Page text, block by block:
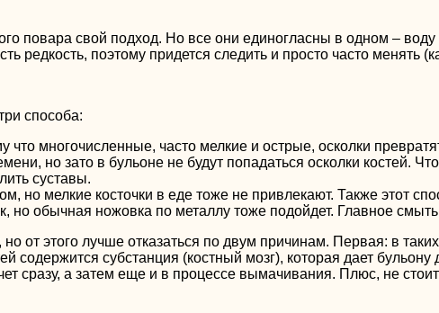
повара свой подход. Но все они единогласны в одном –
редкость, поэтому придется следить и просто часто менять
способа:
многочисленные, часто мелкие и острые, осколки
но зато в бульоне не будут попадаться осколки костей.
суставы.
но мелкие косточки в еде тоже не привлекают. Также этот
но обычная ножовка по металлу тоже подойдет. Главное
от этого лучше отказаться по двум причинам. Первая: в
содержится субстанция (костный мозг), которая дает
сразу, а затем еще и в процессе вымачивания. Плюс, не